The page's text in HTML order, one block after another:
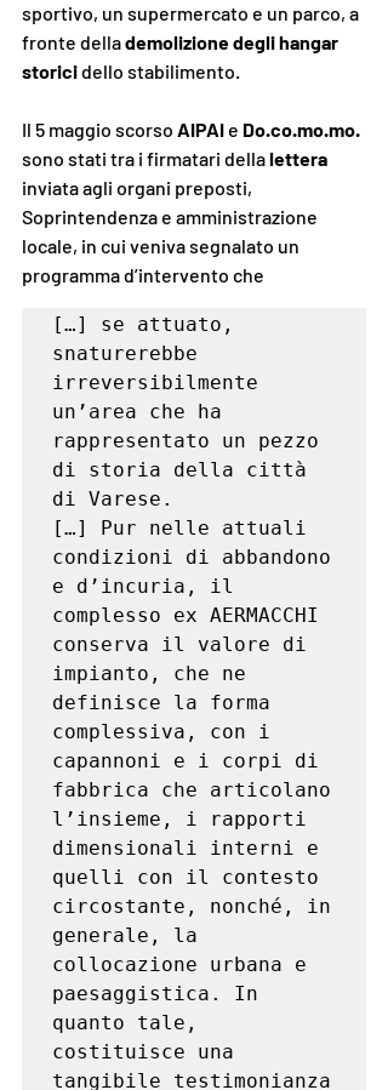
sportivo, un supermercato e un parco, a
fronte della demolizione degli hangar
storici dello stabilimento.
Il 5 maggio scorso AIPAI e Do.co.mo.mo.
sono stati tra i firmatari della lettera
inviata agli organi preposti,
Soprintendenza e amministrazione
locale, in cui veniva segnalato un
programma d’intervento che
[…] se attuato,
snaturerebbe
irreversibilmente
un’area che ha
rappresentato un pezzo
di storia della città
di Varese.
[…] Pur nelle attuali
condizioni di abbandono
e d’incuria, il
complesso ex AERMACCHI
conserva il valore di
impianto, che ne
definisce la forma
complessiva, con i
capannoni e i corpi di
fabbrica che articolano
l’insieme, i rapporti
dimensionali interni e
quelli con il contesto
circostante, nonché, in
generale, la
collocazione urbana e
paesaggistica. In
quanto tale,
costituisce una
tangibile testimonianza